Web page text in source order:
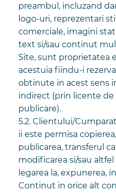
preambul, incluzand
logo-uri, reprezentari
comerciale, imagini
text si/sau continut
Site, sunt proprietatea
acestuia fiindu-i
obtinute in acest sens
indirect (prin licente de
publicare).
5.2. Clientului/
ii este permisa
publicarea, transferul
modificarea si/sau altfel
legarea la, expunerea,
Continut in orice alt